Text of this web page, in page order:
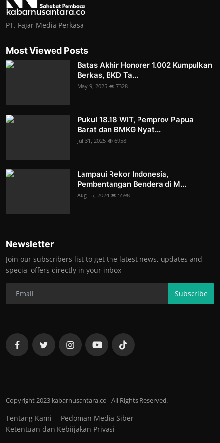
PT. Fajar Media Perkasa
Most Viewed Posts
Batas Akhir Honorer 1.002 Kumpulkan
Berkas, BKD Ta...
May 9, 2025 7328
Pukul 18.18 WIT, Pemprov Papua
Barat dan BMKG Nyat...
Jul 31, 2025 6958
Lampaui Rekor Indonesia,
Pembentangan Bendera di M...
Aug 15, 2024 5598
Newsletter
Join our subscribers list to get the latest news, updates and
special offers directly in your inbox
Subscribe
Copyright 2023 kabarnusantara.co - All Rights Reserved.
Tentang Kami
Pedoman Media Siber
Ketentuan dan Kebiijakan Privasi